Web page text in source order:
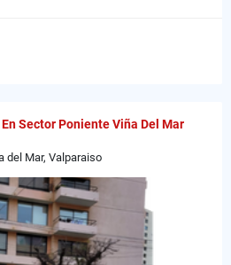
Sector Poniente Viña Del Mar
del Mar, Valparaiso